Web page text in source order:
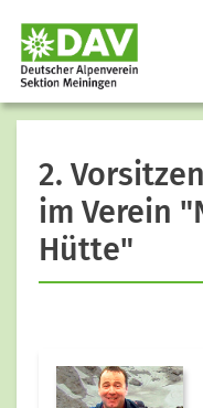
2.
im Verein
Hütte"